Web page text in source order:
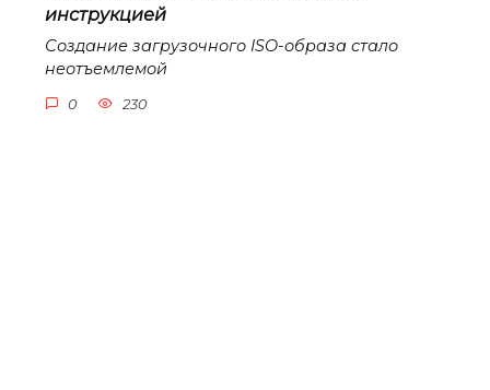
инструкцией
Создание загрузочного ISO-образа стало
неотъемлемой
0 230